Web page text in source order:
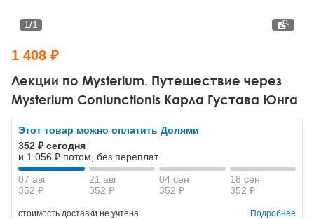
Другие направления психотерапии
Классический, эриксоновский гипноз и НЛП
НЛП
Социальная психология
Классический и юнгианский психоанализ
Лекции по Mysterium. Путешествие через
Mysterium Coniunctionis Карла Густава Юнга
1/1
1 408 ₽
Этот товар можно оплатить Долями
352 ₽ сегодня
и 1 056 ₽ потом, без переплат
07 авг
352 ₽
21 авг
352 ₽
04 сен
352 ₽
18 сен
352 ₽
стоимость доставки не учтена Подробнее